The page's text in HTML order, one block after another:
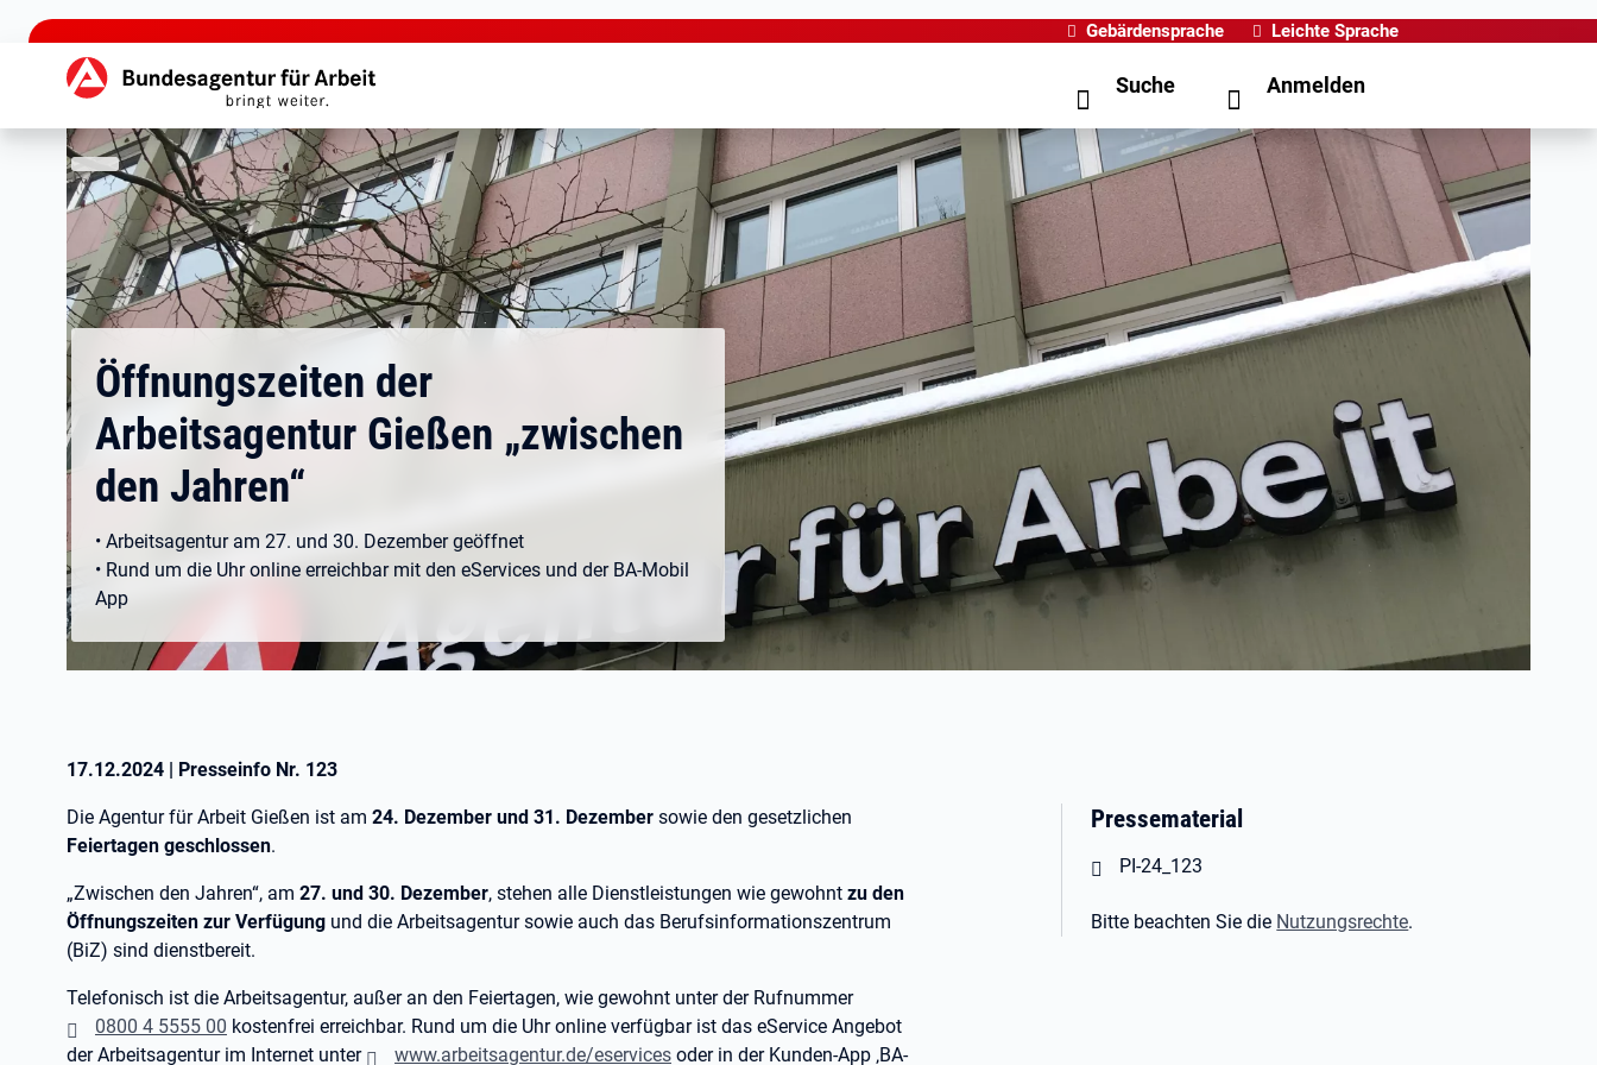
zu den Hauptinhalten springen
Gebärdensprache Leichte Sprache
Hauptnavigation Suche Anmelden
Öffnungszeiten der
Arbeitsagentur Gießen „zwischen
den Jahren“
• Arbeitsagentur am 27. und 30. Dezember geöffnet
• Rund um die Uhr online erreichbar mit den eServices und der BA-Mobil
App
17.12.2024 | Presseinfo Nr. 123
Die Agentur für Arbeit Gießen ist am 24. Dezember und 31. Dezember sowie den gesetzlichen
Feiertagen geschlossen.
„Zwischen den Jahren“, am 27. und 30. Dezember, stehen alle Dienstleistungen wie gewohnt zu den
Öffnungszeiten zur Verfügung und die Arbeitsagentur sowie auch das Berufsinformationszentrum
(BiZ) sind dienstbereit.
Telefonisch ist die Arbeitsagentur, außer an den Feiertagen, wie gewohnt unter der Rufnummer
0800 4 5555 00 kostenfrei erreichbar. Rund um die Uhr online verfügbar ist das eService Angebot
der Arbeitsagentur im Internet unter
www.arbeitsagentur.de/eservices oder in der Kunden-App ‚BA-
Pressematerial
Öffnet in neuem Tab
PI-24_123
Bitte beachten Sie die Nutzungsrechte.